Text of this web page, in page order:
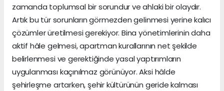
zamanda toplumsal bir sorundur ve ahlaki bir olaydır.
Artık bu tür sorunların görmezden gelinmesi yerine kalıcı
çözümler üretilmesi gerekiyor. Bina yönetimlerinin daha
aktif hâle gelmesi, apartman kurallarının net şekilde
belirlenmesi ve gerektiğinde yasal yaptırımların
uygulanması kaçınılmaz görünüyor. Aksi hâlde
şehirleşme artarken, şehir kültürünün geride kalması